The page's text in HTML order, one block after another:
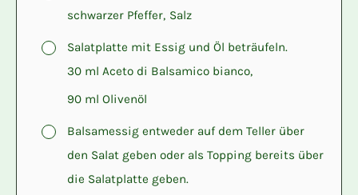
schwarzer Pfeffer, Salz
▢
Salatplatte mit Essig und Öl beträufeln.
30 ml Aceto di Balsamico bianco,
90 ml Olivenöl
▢
Balsamessig entweder auf dem Teller über
den Salat geben oder als Topping bereits über
die Salatplatte geben.